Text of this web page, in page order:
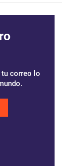
tu correo lo